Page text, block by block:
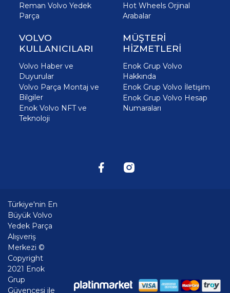
Reman Volvo Yedek
Parça
Hot Wheels Orjinal
Arabalar
VOLVO
KULLANICILARI
Volvo Haber ve
Duyurular
Volvo Parça Montaj ve
Bilgiler
Enok Volvo NFT ve
Teknoloji
MÜŞTERİ
HİZMETLERİ
Enok Grup Volvo
Hakkında
Enok Grup Volvo İletişim
Enok Grup Volvo Hesap
Numaraları
Türkiye'nin En
Büyük Volvo
Yedek Parça
Alışveriş
Merkezi ©
Copyright
2021 Enok
Grup
Güvencesi ile